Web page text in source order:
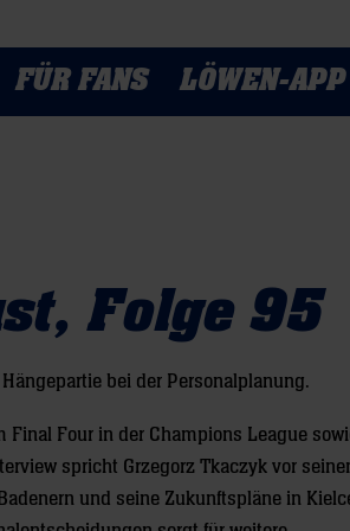
FÜR FANS LÖWEN-APP
Folge 95
bei der Personalplanung.
Four in der Champions League
spricht Grzegorz Tkaczyk vor
und seine Zukunftspläne in